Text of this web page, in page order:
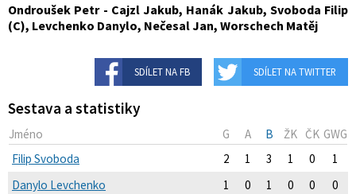
Ondroušek Petr - Cajzl Jakub, Hanák Jakub, Svoboda Filip
(C), Levchenko Danylo, Nečesal Jan, Worschech Matěj
SDÍLET NA FB SDÍLET NA TWITTER
Sestava a statistiky
Jméno G A B ŽK ČK GWG
Filip Svoboda
2 1 3 1 0
1
Danylo Levchenko
1 0 1 0 0
0